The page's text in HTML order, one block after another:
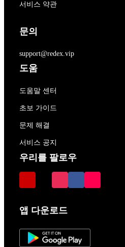
서비스 약관
문의
support@redex.vip
도움
도움말 센터
초보 가이드
문제 해결
서비스 공지
우리를 팔로우
앱 다운로드